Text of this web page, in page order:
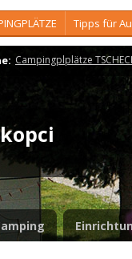
Tipps für
Campingplplätze